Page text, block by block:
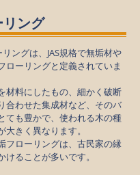
ング
ングは、JAS規格で無垢材や
ローリングと定義されていま
材料にしたもの、細かく破断
合わせた集成材など、そのバ
ても豊かで、使われる木の種
きく異なります。
フローリングは、古民家の縁
ることが多いです。